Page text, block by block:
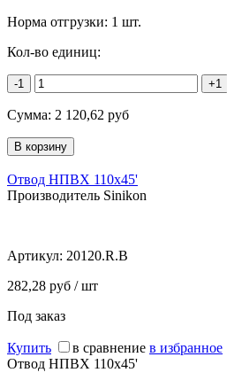
Норма отгрузки: 1 шт.
Кол-во единиц:
-1 +1
Сумма: 2 120,62 руб
Отвод НПВХ 110х45'
Производитель Sinikon
Артикул: 20120.R.B
282,28 руб / шт
Под заказ
Купить в сравнение в избранное
Отвод НПВХ 110х45'